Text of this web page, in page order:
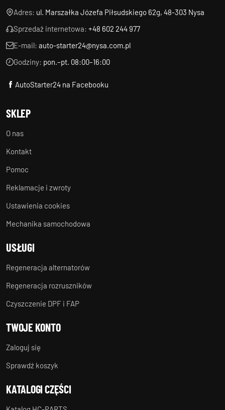
Adres: ul. Marszałka Józefa Piłsudskiego 62g, 48-303 Nysa
Sprzedaż internetowa: +48 602 244 977
E-mail: auto-starter24@nysa.com.pl
Godziny: pon.–pt. 08:00–16:00
AutoStarter24 na Facebooku
SKLEP
O nas
Kontakt
Pomoc
Reklamacje i zwroty
Ustawienia cookies
Mechanika samochodowa
USŁUGI
Regeneracja alternatorów
Regeneracja rozruszników
Czyszczenie DPF i FAP
TWOJE KONTO
Zaloguj się
Sprawdź koszyk
KATALOGI CZĘŚCI